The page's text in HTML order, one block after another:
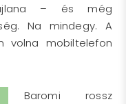
– és még
Na mindegy. A
volna mobiltelefon
Baromi rossz